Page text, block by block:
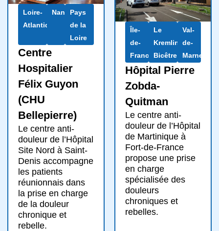
Loire-
Atlantique
NantesPays
de la
Loire
Centre
Hospitalier
Félix Guyon
(CHU
Bellepierre)
Le centre anti-
douleur de l’Hôpital
Site Nord à Saint-
Denis accompagne
les patients
réunionnais dans
la prise en charge
de la douleur
chronique et
rebelle.
Île-
de-
France
Le
Kremlin-
Bicêtre
Val-
de-
Marne
Hôpital Pierre
Zobda-
Quitman
Le centre anti-
douleur de l’Hôpital
de Martinique à
Fort-de-France
propose une prise
en charge
spécialisée des
douleurs
chroniques et
rebelles.